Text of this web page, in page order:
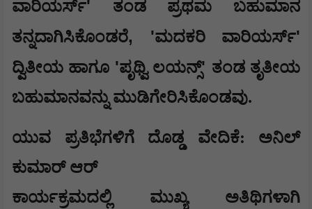
ವಾರಿಯರ್ಸ್' ತಂಡ ಪ್ರಥಮ ಬಹುಮಾನ
ತನ್ನದಾಗಿಸಿಕೊಂಡರೆ, 'ಮದಕರಿ ವಾರಿಯರ್ಸ್'
ದ್ವಿತೀಯ ಹಾಗೂ 'ಪೃಥ್ವಿ ಲಯನ್ಸ್' ತಂಡ ತೃತೀಯ
ಬಹುಮಾನವನ್ನು ಮುಡಿಗೇರಿಸಿಕೊಂಡವು.
ಯುವ ಪ್ರತಿಭೆಗಳಿಗೆ ದೊಡ್ಡ ವೇದಿಕೆ: ಅನಿಲ್
ಕುಮಾರ್ ಆರ್
ಕಾರ್ಯಕ್ರಮದಲ್ಲಿ ಮುಖ್ಯ ಅತಿಥಿಗಳಾಗಿ